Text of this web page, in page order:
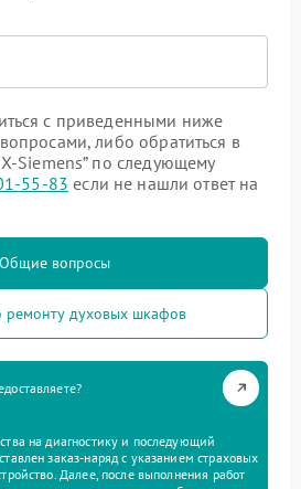
с приведенными ниже
либо обратиться в
Siemens” по следующему
55-83 если не нашли ответ на
Общие вопросы
ремонту духовых шкафов
на диагностику и последующий
заказ-наряд с указанием страховых
Далее, после выполнения работ